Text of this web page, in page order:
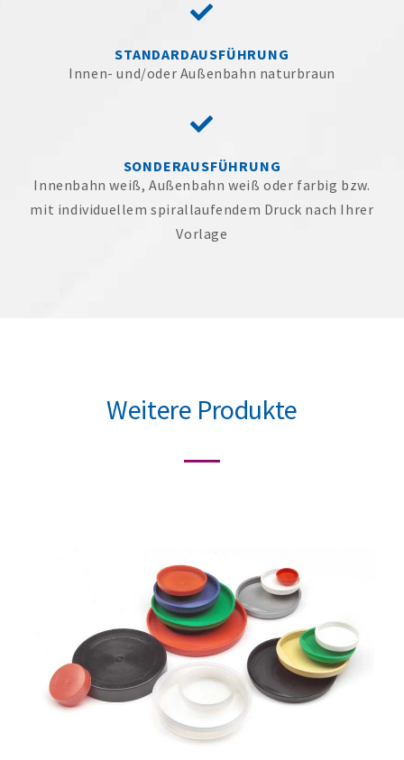
STANDARDAUSFÜHRUNG
Innen- und/oder Außenbahn naturbraun
SONDERAUSFÜHRUNG
Innenbahn weiß, Außenbahn weiß oder farbig bzw.
mit individuellem spirallaufendem Druck nach Ihrer
Vorlage
Weitere Produkte